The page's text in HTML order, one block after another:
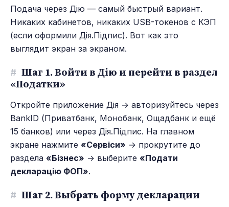
Подача через Дію — самый быстрый вариант.
Никаких кабинетов, никаких USB-токенов с КЭП
(если оформили Дія.Підпис). Вот как это
выглядит экран за экраном.
# Шаг 1. Войти в Дію и перейти в раздел
«Податки»
Откройте приложение Дія → авторизуйтесь через
BankID (Приватбанк, Монобанк, Ощадбанк и ещё
15 банков) или через Дія.Підпис. На главном
экране нажмите «Сервіси» → прокрутите до
раздела «Бізнес» → выберите «Подати
декларацію ФОП».
# Шаг 2. Выбрать форму декларации